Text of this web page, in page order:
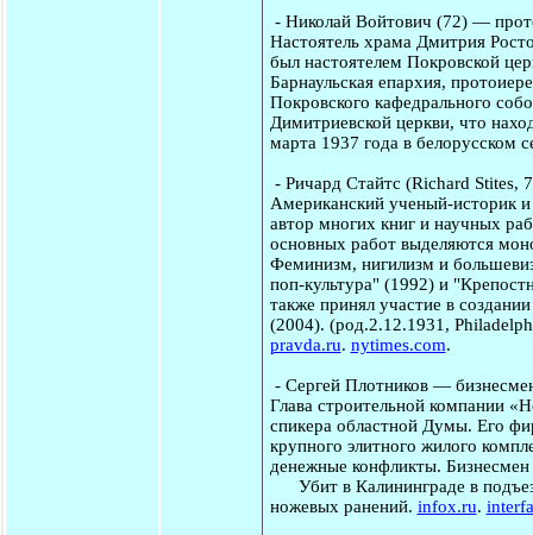
- Николай Войтович (72) —
Настоятель храма Дмитрия
был настоятелем Покровской
Барнаульская епархия,
Покровского кафедрального
Димитриевской церкви, что
марта 1937 года в белорусском
- Ричард Стайтс (Richard Stites,
Американский ученый-историк
автор многих книг и научных
основных работ выделяются
Феминизм, нигилизм и
поп-культура" (1992) и
также принял участие в
(2004). (род.2.12.1931,
pravda.ru. nytimes.com.
- Сергей Плотников —
Глава строительной компании
спикера областной Думы. Его
крупного элитного жилого
денежные конфликты. Бизнесмен
Убит в Калининграде в
ножевых ранений. infox.ru.